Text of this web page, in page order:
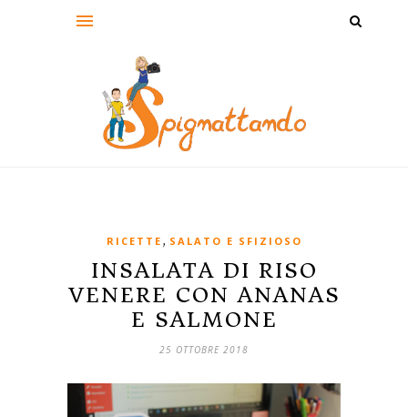
RICETTE , SALATO E SFIZIOSO
INSALATA DI RISO
VENERE CON ANANAS
E SALMONE
25 OTTOBRE 2018